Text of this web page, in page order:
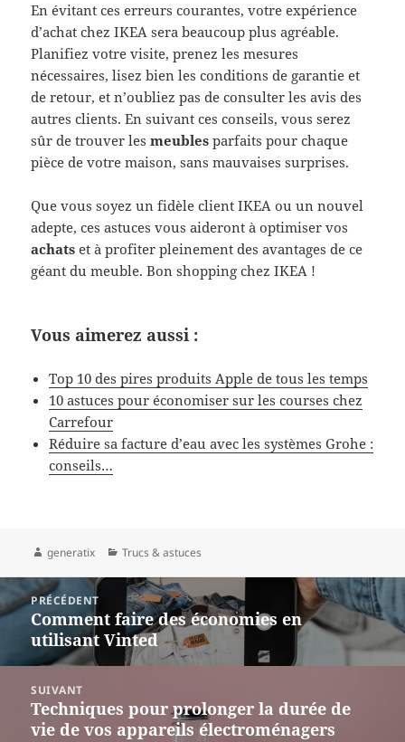
En évitant ces erreurs courantes, votre expérience
d’achat chez IKEA sera beaucoup plus agréable.
Planifiez votre visite, prenez les mesures
nécessaires, lisez bien les conditions de garantie et
de retour, et n’oubliez pas de consulter les avis des
autres clients. En suivant ces conseils, vous serez
sûr de trouver lesmeubles parfaits pour chaque
pièce de votre maison, sans mauvaises surprises.
Que vous soyez un fidèle client IKEA ou un nouvel
adepte, ces astuces vous aideront à optimiser vos
achats et à profiter pleinement des avantages de ce
géant du meuble. Bon shopping chez IKEA !
Vous aimerez aussi :
Top 10 des pires produits Apple de tous les temps
10 astuces pour économiser sur les courses chez
Carrefour
Réduire sa facture d’eau avec les systèmes Grohe :
conseils…
Auteur
generatix Catégories
Trucs & astuces
Navigation
de
l’article
PRÉCÉDENT
Article
précédent :
Comment faire des économies en
utilisant Vinted
SUIVANT
Article
suivant :
Techniques pour prolonger la durée de
vie de vos appareils électroménagers